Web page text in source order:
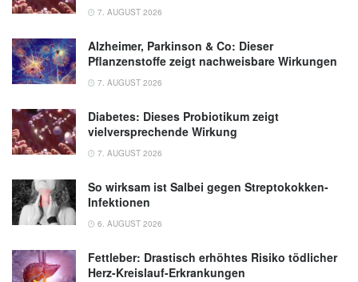
7. AUGUST 2026
Alzheimer, Parkinson & Co: Dieser
Pflanzenstoffe zeigt nachweisbare Wirkungen
7. AUGUST 2026
Diabetes: Dieses Probiotikum zeigt
vielversprechende Wirkung
7. AUGUST 2026
So wirksam ist Salbei gegen Streptokokken-
Infektionen
6. AUGUST 2026
Fettleber: Drastisch erhöhtes Risiko tödlicher
Herz-Kreislauf-Erkrankungen